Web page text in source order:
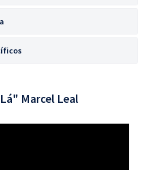
Marcel Leal